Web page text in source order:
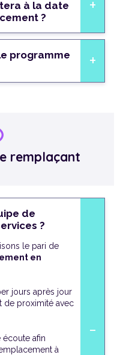
à la date
?
programme
remplaçant
de
?
le pari de
en
jours après jour
de proximité avec
écoute afin
à